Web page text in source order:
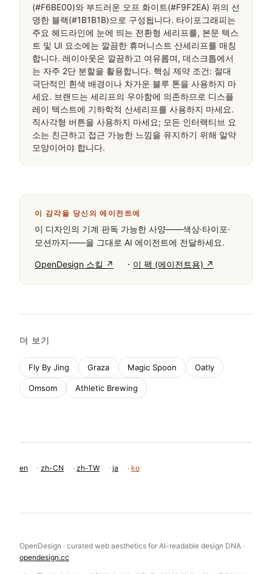
(#F6BE00)와 부드러운 오프 화이트(#F9F2EA) 위의 선
명한 블랙(#1B1B1B)으로 구성됩니다. 타이포그래피는
주요 헤드라인에 눈에 띄는 전환형 세리프를, 본문 텍스
트 및 UI 요소에는 깔끔한 휴머니스트 산세리프를 매칭
합니다. 레이아웃은 깔끔하고 여유롭며, 데스크톱에서
는 자주 2단 분할을 활용합니다. 핵심 제약 조건: 절대
극단적인 흰색 배경이나 차가운 블루 톤을 사용하지 마
세요. 브랜드는 세리프의 우아함에 의존하므로 디스플
레이 텍스트에 기하학적 산세리프를 사용하지 마세요.
직사각형 버튼을 사용하지 마세요; 모든 인터랙티브 요
소는 친근하고 접근 가능한 느낌을 유지하기 위해 알약
모양이어야 합니다.
이 감각을 당신의 에이전트에
이 디자인의 기계 판독 가능한 사양——색상·타이포·
모션까지——을 그대로 AI 에이전트에 전달하세요.
OpenDesign 스킬 ↗ · 이 팩 (에이전트용) ↗
더 보기
Fly By Jing Graza Magic Spoon Oatly
Omsom Athletic Brewing
en · zh-CN · zh-TW · ja · ko
OpenDesign · curated web aesthetics for AI-readable design DNA ·
opendesign.cc